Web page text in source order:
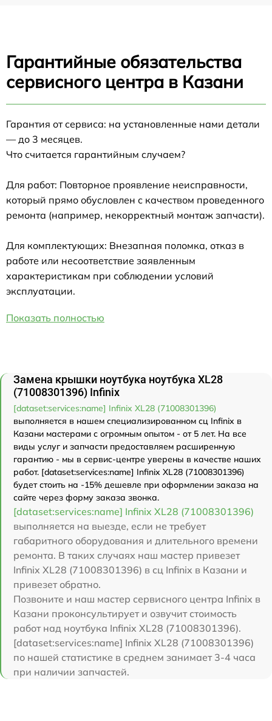
Гарантийные обязательства
сервисного центра в Казани
Гарантия от сервиса: на установленные нами детали
— до 3 месяцев.
Что считается гарантийным случаем?
Для работ: Повторное проявление неисправности,
который прямо обусловлен с качеством проведенного
ремонта (например, некорректный монтаж запчасти).
Для комплектующих: Внезапная поломка, отказ в
работе или несоответствие заявленным
характеристикам при соблюдении условий
эксплуатации.
Показать полностью
Замена крышки ноутбука ноутбука XL28
(71008301396) Infinix
[dataset:services:name] Infinix XL28 (71008301396)
выполняется в нашем специализированном сц Infinix в
Казани мастерами с огромным опытом - от 5 лет. На все
виды услуг и запчасти предоставляем расширенную
гарантию - мы в сервис-центре уверены в качестве наших
работ. [dataset:services:name] Infinix XL28 (71008301396)
будет стоить на -15% дешевле при оформлении заказа на
сайте через форму заказа звонка.
[dataset:services:name] Infinix XL28 (71008301396)
выполняется на выезде, если не требует
габаритного оборудования и длительного времени
ремонта. В таких случаях наш мастер привезет
Infinix XL28 (71008301396) в сц Infinix в Казани и
привезет обратно.
Позвоните и наш мастер сервисного центра Infinix в
Казани проконсультирует и озвучит стоимость
работ над ноутбука Infinix XL28 (71008301396).
[dataset:services:name] Infinix XL28 (71008301396)
по нашей статистике в среднем занимает 3-4 часа
при наличии запчастей.